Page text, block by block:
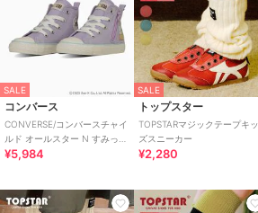
SALE
コンバース
CONVERSE/コンバースチャイ
ルド オールスター N すみっコ
ぐらし Z HI
¥5,984
SALE
トップスター
TOPSTARマジックテープキッ
ズスニーカー
¥2,280